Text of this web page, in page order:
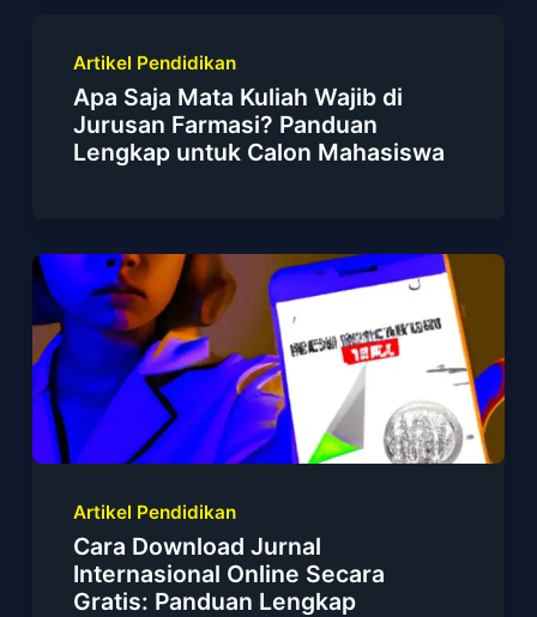
Artikel Pendidikan
Apa Saja Mata Kuliah Wajib di
Jurusan Farmasi? Panduan
Lengkap untuk Calon Mahasiswa
Artikel Pendidikan
Cara Download Jurnal
Internasional Online Secara
Gratis: Panduan Lengkap